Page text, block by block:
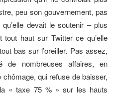
peu son gouvernement, pas
devait le soutenir – plus
haut sur Twitter ce qu’elle
bas sur l’oreiller. Pas assez,
de nombreuses affaires, en
chômage, qui refuse de baisser,
« taxe 75 % » sur les hauts